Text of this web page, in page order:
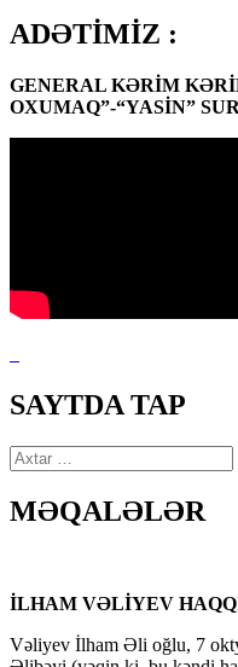
ADƏTİMİZ :
GENERAL KƏRİM
OXUMAQ”-“YASİN”
SAYTDA TAP
Axtarış:
MƏQALƏLƏR
İLHAM VƏLİYEV
Vəliyev İlham Əli oğlu, 7